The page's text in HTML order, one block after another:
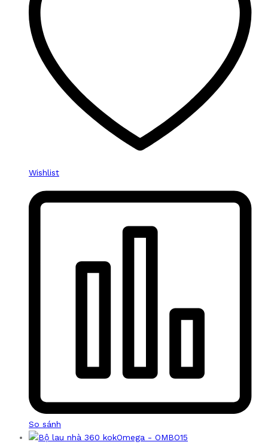
Wishlist
So sánh